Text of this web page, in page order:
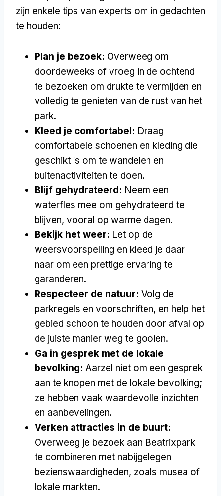
zijn enkele tips van experts om in gedachten
te houden:
Plan je bezoek: Overweeg om
doordeweeks of vroeg in de ochtend
te bezoeken om drukte te vermijden en
volledig te genieten van de rust van het
park.
Kleed je comfortabel: Draag
comfortabele schoenen en kleding die
geschikt is om te wandelen en
buitenactiviteiten te doen.
Blijf gehydrateerd: Neem een
waterfles mee om gehydrateerd te
blijven, vooral op warme dagen.
Bekijk het weer: Let op de
weersvoorspelling en kleed je daar
naar om een prettige ervaring te
garanderen.
Respecteer de natuur: Volg de
parkregels en voorschriften, en help het
gebied schoon te houden door afval op
de juiste manier weg te gooien.
Ga in gesprek met de lokale
bevolking: Aarzel niet om een gesprek
aan te knopen met de lokale bevolking;
ze hebben vaak waardevolle inzichten
en aanbevelingen.
Verken attracties in de buurt:
Overweeg je bezoek aan Beatrixpark
te combineren met nabijgelegen
bezienswaardigheden, zoals musea of
lokale markten.